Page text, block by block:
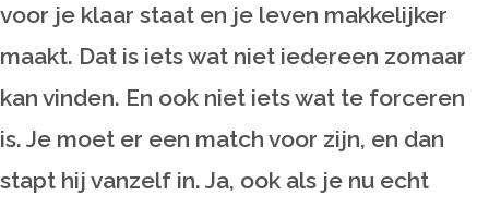
voor je klaar staat en je leven makkelijker
maakt. Dat is iets wat niet iedereen zomaar
kan vinden. En ook niet iets wat te forceren
is. Je moet er een match voor zijn, en dan
stapt hij vanzelf in. Ja, ook als je nu echt